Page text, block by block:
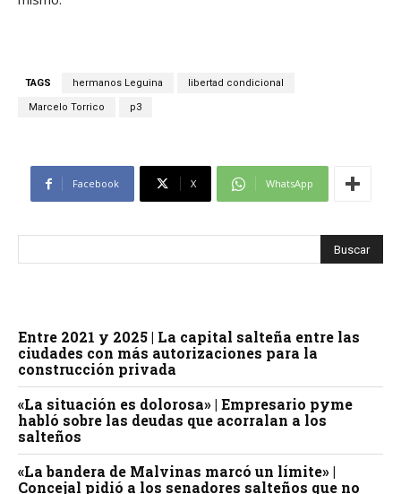
TAGS hermanos Leguina libertad condicional
Marcelo Torrico p3
Facebook X WhatsApp
Entre 2021 y 2025 | La capital salteña entre las
ciudades con más autorizaciones para la
construcción privada
«La situación es dolorosa» | Empresario pyme
habló sobre las deudas que acorralan a los
salteños
«La bandera de Malvinas marcó un límite» |
Concejal pidió a los senadores salteños que no